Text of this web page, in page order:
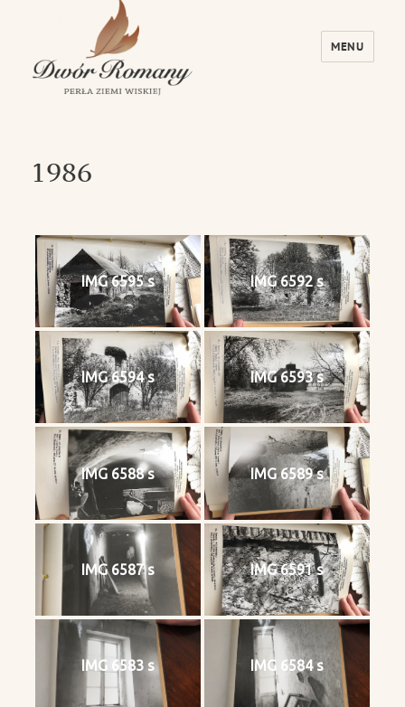
MENU
1986
IMG 6595 s IMG 6592 s
IMG 6594 s IMG 6593 s
IMG 6588 s IMG 6589 s
IMG 6587 s IMG 6591 s
IMG 6583 s IMG 6584 s